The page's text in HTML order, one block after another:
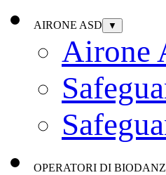
AIRONE ASD ▼
Airone
OPERATORI DI